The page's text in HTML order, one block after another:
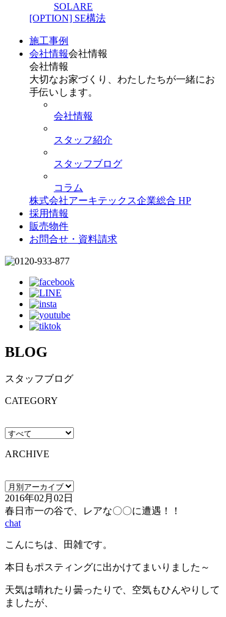
SOLARE
[OPTION] SE構法
施工事例
会社情報会社情報
会社情報
大切なお家づくり、わたしたちが一緒にお
手伝いします。
会社情報
スタッフ紹介
スタッフブログ
コラム
株式会社アーキテックス企業総合 HP
採用情報
販売物件
お問合せ・資料請求
BLOG
スタッフブログ
CATEGORY
ARCHIVE
2016年02月02日
春日市一の谷で、レアな〇〇に遭遇！！
chat
こんにちは、田雑です。
本日もポスティングに出かけてまいりました～
天気は晴れたり曇ったりで、空気もひんやりして
ましたが、